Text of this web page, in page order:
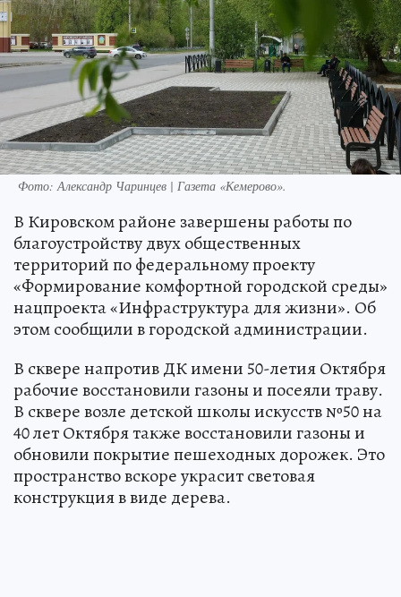
Фото: Александр Чаринцев | Газета «Кемерово».
В Кировском районе завершены работы по
благоустройству двух общественных
территорий по федеральному проекту
«Формирование комфортной городской среды»
нацпроекта «Инфраструктура для жизни». Об
этом сообщили в городской администрации.
В сквере напротив ДК имени 50-летия Октября
рабочие восстановили газоны и посеяли траву.
В сквере возле детской школы искусств №50 на
40 лет Октября также восстановили газоны и
обновили покрытие пешеходных дорожек. Это
пространство вскоре украсит световая
конструкция в виде дерева.